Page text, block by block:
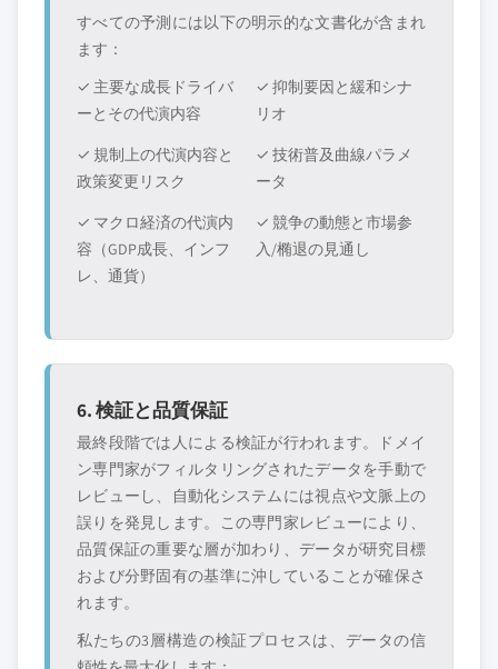
すべての予測には以下の明示的な文書化が含まれ
ます：
✓ 主要な成長ドライバ
ーとその代演内容
✓ 抑制要因と緩和シナ
リオ
✓ 規制上の代演内容と
政策変更リスク
✓ 技術普及曲線パラメ
ータ
✓ マクロ経済の代演内
容（GDP成長、インフ
レ、通貨）
✓ 競争の動態と市場参
入/椭退の見通し
6. 検証と品質保証
最終段階では人による検証が行われます。ドメイ
ン専門家がフィルタリングされたデータを手動で
レビューし、自動化システムには視点や文脈上の
誤りを発見します。この専門家レビューにより、
品質保証の重要な層が加わり、データが研究目標
および分野固有の基準に沖していることが確保さ
れます。
私たちの3層構造の検証プロセスは、データの信